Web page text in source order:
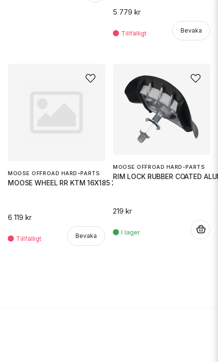
5 779 kr
Bevaka
MOOSE OFFROAD HARD-PARTS
MOOSE WHEEL RR KTM 16X185 21+
6 119 kr
Bevaka
MOOSE OFFROAD HARD-PARTS
RIM LOCK RUBBER COATED
219 kr